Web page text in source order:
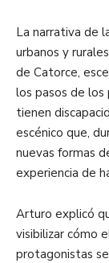
La narrativa de
urbanos y
de Catorce,
los pasos de
tienen
escénico que,
nuevas formas
experiencia de
Arturo explicó
visibilizar cómo
protagonistas